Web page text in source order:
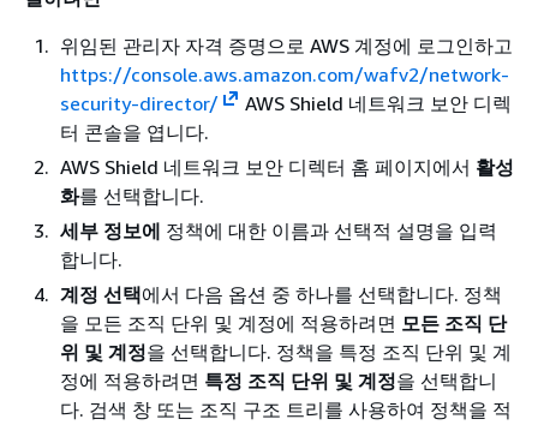
위임된 관리자 자격 증명으로 AWS 계정에 로그인하고
https://console.aws.amazon.com/wafv2/network-
security-director/
AWS Shield 네트워크 보안 디렉
터 콘솔을 엽니다.
AWS Shield 네트워크 보안 디렉터 홈 페이지에서 활성
화를 선택합니다.
세부 정보에 정책에 대한 이름과 선택적 설명을 입력
합니다.
계정 선택에서 다음 옵션 중 하나를 선택합니다. 정책
을 모든 조직 단위 및 계정에 적용하려면 모든 조직 단
위 및 계정을 선택합니다. 정책을 특정 조직 단위 및 계
정에 적용하려면 특정 조직 단위 및 계정을 선택합니
다. 검색 창 또는 조직 구조 트리를 사용하여 정책을 적